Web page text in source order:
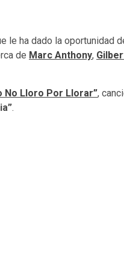
le ha dado la oportunidad
de Marc Anthony,
No Lloro Por Llorar”,
.